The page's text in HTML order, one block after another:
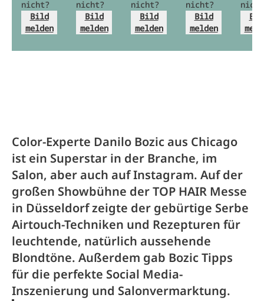
nicht?
Bild
melden
nicht?
Bild
melden
nicht?
Bild
melden
nicht?
Bild
melden
Color-Experte Danilo Bozic aus Chicago
ist ein Superstar in der Branche, im
Salon, aber auch auf Instagram. Auf der
großen Showbühne der TOP HAIR Messe
in Düsseldorf zeigte der gebürtige Serbe
Airtouch-Techniken und Rezepturen für
leuchtende, natürlich aussehende
Blondtöne. Außerdem gab Bozic Tipps
für die perfekte Social Media-
Inszenierung und Salonvermarktung.